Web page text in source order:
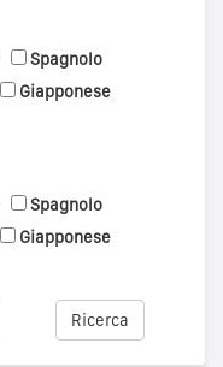
Spagnolo
Giapponese
Spagnolo
Giapponese
Ricerca